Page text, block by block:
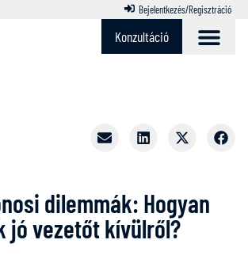
Bejelentkezés/Regisztráció
Konzultáció
dilemmák: Hogyan
jó vezetőt kívülről?